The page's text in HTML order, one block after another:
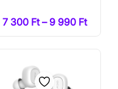
7 300 Ft – 9 990 Ft